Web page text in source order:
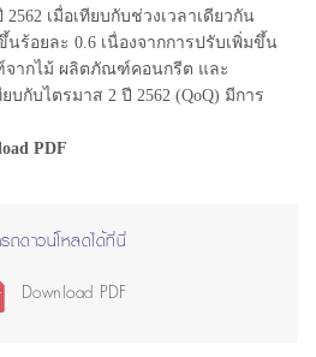
เมื่อเทียบกับช่วงเวลาเดียวกัน
ร้อยละ 0.6 เนื่องจากการปรับเพิ่มขึ้น
ากไม้ ผลิตภัณฑ์คอนกรีต และ
กับไตรมาส 2 ปี 2562 (QoQ) มีการ
PDF
ถดาวน์โหลดได้ที่นี่
Download PDF